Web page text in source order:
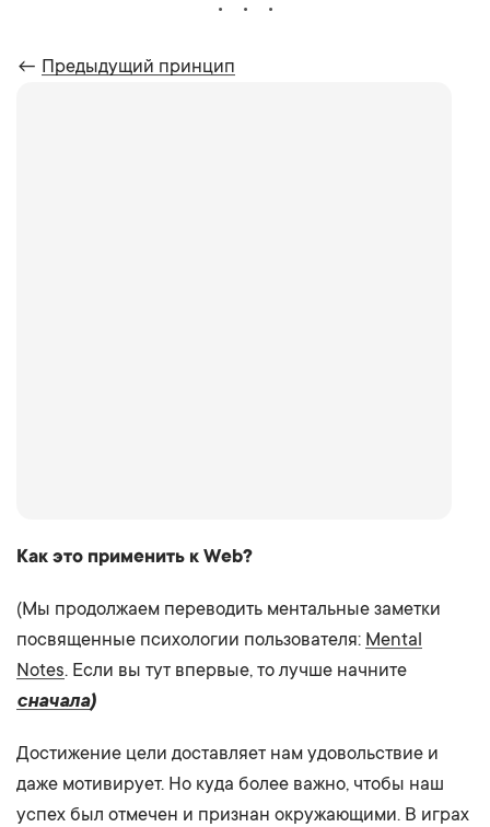
← Предыдущий принцип
Как это применить к Web?
(Мы продолжаем переводить ментальные заметки
посвященные психологии пользователя: Mental
Notes. Если вы тут впервые, то лучше начните
сначала)
Достижение цели доставляет нам удовольствие и
даже мотивирует. Но куда более важно, чтобы наш
успех был отмечен и признан окружающими. В играх